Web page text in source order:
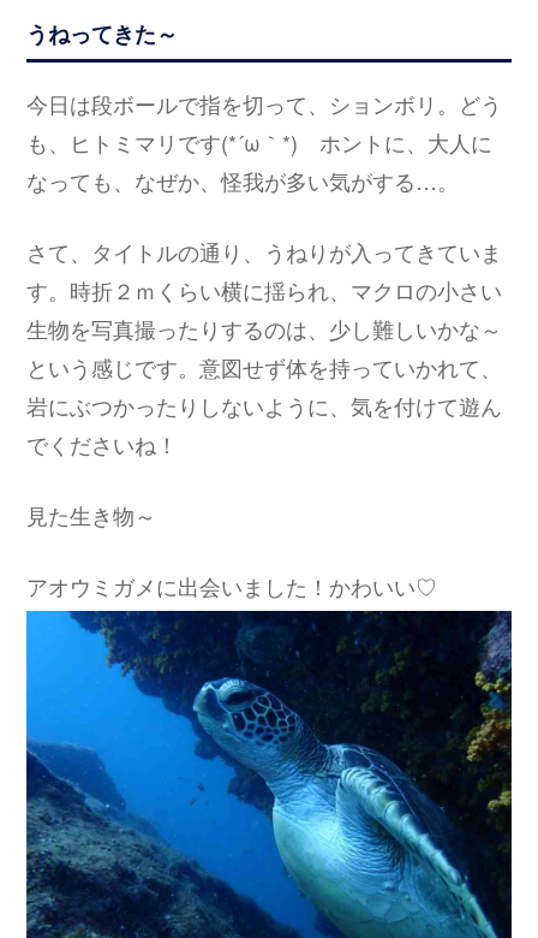
うねってきた～
今日は段ボールで指を切って、ションボリ。どう
も、ヒトミマリです(*´ω｀*) ホントに、大人に
なっても、なぜか、怪我が多い気がする…。
さて、タイトルの通り、うねりが入ってきていま
す。時折２ｍくらい横に揺られ、マクロの小さい
生物を写真撮ったりするのは、少し難しいかな～
という感じです。意図せず体を持っていかれて、
岩にぶつかったりしないように、気を付けて遊ん
でくださいね！
見た生き物～
アオウミガメに出会いました！かわいい♡